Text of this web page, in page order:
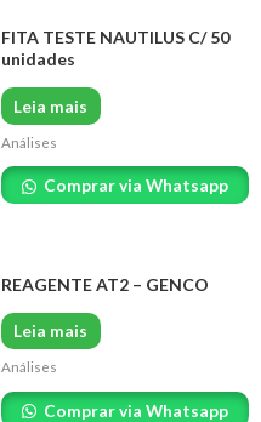
FITA TESTE NAUTILUS C/ 50
unidades
Leia mais
Análises
Comprar via Whatsapp
REAGENTE AT2 – GENCO
Leia mais
Análises
Comprar via Whatsapp